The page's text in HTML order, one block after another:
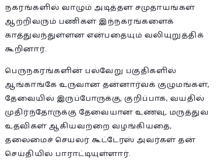
நகரங்களில் வாழும் அடித்தள சமுதாயங்கள்
ஆற்றிவரும் பணிகள் இந்நகரங்களைக்
காத்துவந்துள்ளன என்பதையும் வலியுறுத்திக்
கூறினார்.
பெருநகரங்களின் பல்வேறு பகுதிகளில்
ஆங்காங்கே உருவான தன்னார்வக் குழுமங்கள்,
தேவையில் இருப்போருக்கு, குறிப்பாக, வயதில்
முதிர்ந்தோருக்கு தேவையான உணவு, மருத்துவ
உதவிகள் ஆகியவற்றை வழங்கியதை,
தலைமைச் செயலர் கூட்டேரஸ் அவர்கள் தன்
செய்தியில் பாராட்டியுள்ளார்.